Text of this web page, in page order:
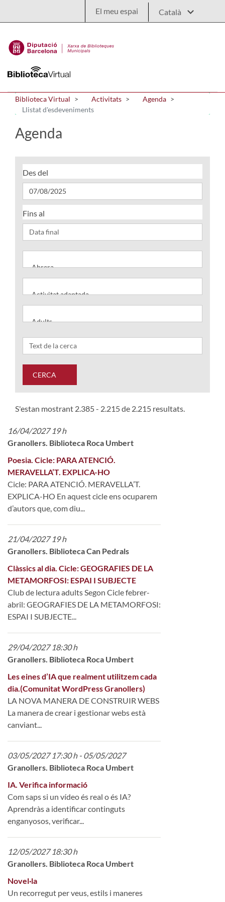
El meu espai
Biblioteca Virtual Activitats
Agenda
Llistat d'esdeveniments
Agenda
Des del
Fins al
CERCA
S'estan mostrant 2.385 - 2.215 de 2.215 resultats.
16/04/2027 19 h
Granollers. Biblioteca Roca Umbert
Poesia. Cicle: PARA ATENCIÓ.
MERAVELLA’T. EXPLICA-HO
Cicle: PARA ATENCIÓ. MERAVELLA’T.
EXPLICA-HO En aquest cicle ens ocuparem
d’autors que, com diu...
21/04/2027 19 h
Granollers. Biblioteca Can Pedrals
Clàssics al dia. Cicle: GEOGRAFIES DE LA
METAMORFOSI: ESPAI I SUBJECTE
Club de lectura adults Segon Cicle febrer-
abril: GEOGRAFIES DE LA METAMORFOSI:
ESPAI I SUBJECTE...
29/04/2027 18:30 h
Granollers. Biblioteca Roca Umbert
Les eines d’IA que realment utilitzem cada
dia.(Comunitat WordPress Granollers)
LA NOVA MANERA DE CONSTRUIR WEBS
La manera de crear i gestionar webs està
canviant...
03/05/2027 17:30 h - 05/05/2027
Granollers. Biblioteca Roca Umbert
IA. Verifica informació
Com saps si un vídeo és real o és IA?
Aprendràs a identificar continguts
enganyosos, verificar...
12/05/2027 18:30 h
Granollers. Biblioteca Roca Umbert
Novel·la
Un recorregut per veus, estils i maneres